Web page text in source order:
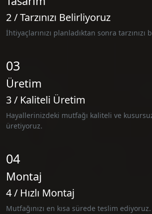
2 / Tarzınızı Belirliyoruz
İhtiyaçlarınızı planladıktan sonra tarzınızı
03
Üretim
3 / Kaliteli Üretim
Hayallerinizdeki mutfağı kaliteli ve
üretiyoruz.
04
Montaj
4 / Hızlı Montaj
Mutfağınızı en kısa sürede teslim ediyoruz.